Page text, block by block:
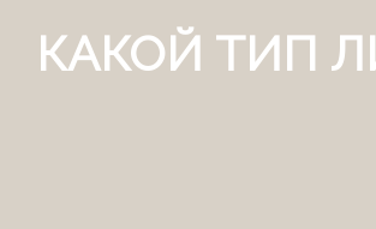
КАКОЙ ТИП